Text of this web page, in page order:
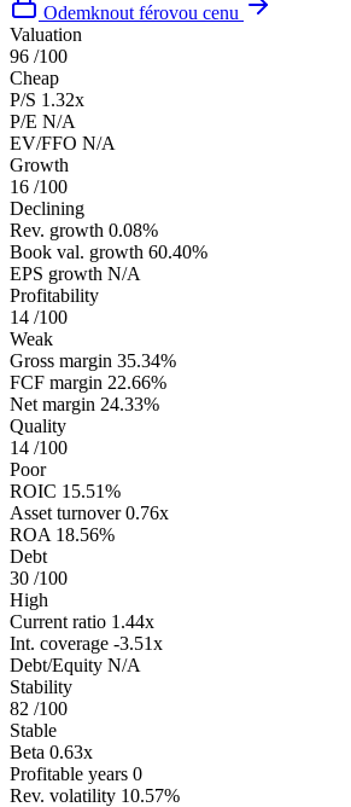
Odemknout férovou cenu
Valuation
96 /100
Cheap
P/S 1.32x
P/E N/A
EV/FFO N/A
Growth
16 /100
Declining
Rev. growth 0.08%
Book val. growth 60.40%
EPS growth N/A
Profitability
14 /100
Weak
Gross margin 35.34%
FCF margin 22.66%
Net margin 24.33%
Quality
14 /100
Poor
ROIC 15.51%
Asset turnover 0.76x
ROA 18.56%
Debt
30 /100
High
Current ratio 1.44x
Int. coverage -3.51x
Debt/Equity N/A
Stability
82 /100
Stable
Beta 0.63x
Profitable years 0
Rev. volatility 10.57%